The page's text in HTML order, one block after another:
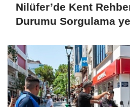
Nilüfer’de Kent
Durumu Sorgulama